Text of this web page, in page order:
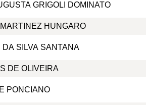
GRIGOLI DOMINATO
HUNGARO
SILVA SANTANA
DE OLIVEIRA
PONCIANO